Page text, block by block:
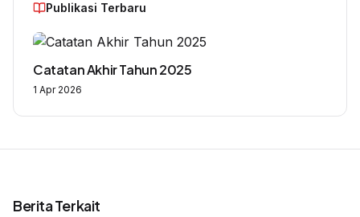
Publikasi Terbaru
Catatan Akhir Tahun 2025
1 Apr 2026
Berita Terkait